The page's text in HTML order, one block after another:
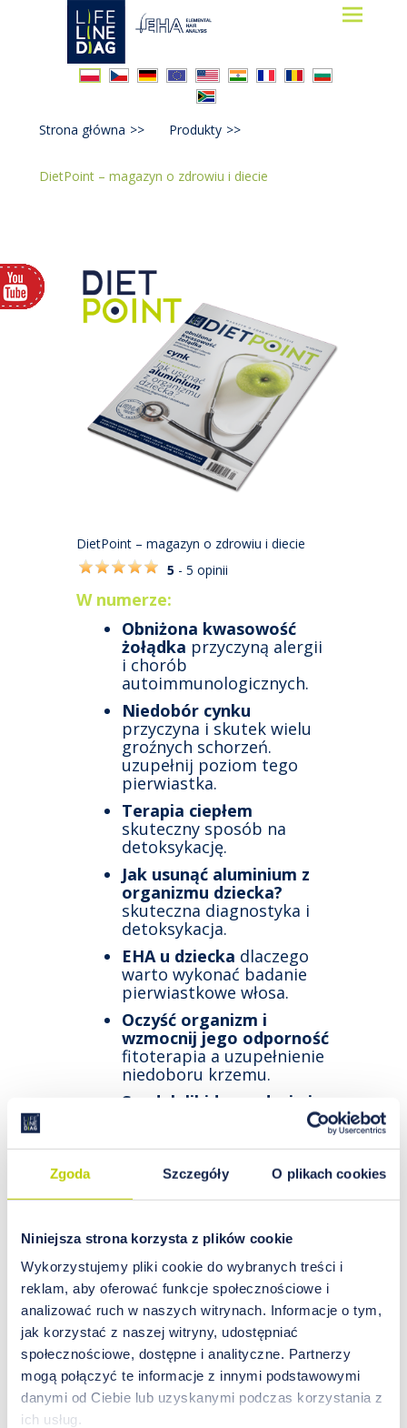
Zgoda Szczegóły O plikach cookies
Niniejsza strona korzysta z plików cookie
Wykorzystujemy pliki cookie do wybranych treści i
reklam, aby oferować funkcje społecznościowe i
analizować ruch w naszych witrynach. Informacje o tym,
jak korzystać z naszej witryny, udostępniać
społecznościowe, dostępne i analityczne. Partnerzy
mogą połączyć te informacje z innymi podstawowymi
danymi od Ciebie lub uzyskanymi podczas korzystania z
ich usług.
Lifelinediag
Elemental Hair Analysis
Strona główna >> Produkty >>
DietPoint – magazyn o zdrowiu i diecie
DietPoint – magazyn o zdrowiu i diecie
5 - 5 opinii
W numerze:
Obniżona kwasowość
żołądka przyczyną alergii
i chorób
autoimmunologicznych.
Niedobór cynku
przyczyna i skutek wielu
groźnych schorzeń.
uzupełnij poziom tego
pierwiastka.
Terapia ciepłem
skuteczny sposób na
detoksykację.
Jak usunąć aluminium z
organizmu dziecka?
skuteczna diagnostyka i
detoksykacja.
EHA u dziecka dlaczego
warto wykonać badanie
pierwiastkowe włosa.
Oczyść organizm i
wzmocnij jego odporność
fitoterapia a uzupełnienie
niedoboru krzemu.
Spadek libido, wzdęcia i
Ważny nie tylko dla
diabetyków – chrom
biopierwiastek niezbędny
Zły stan włosów i skóry
głowybiopierwiastek
niezbędny do życia.
19.90PLN